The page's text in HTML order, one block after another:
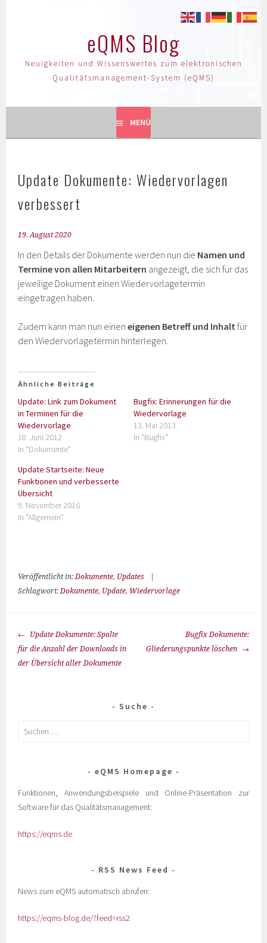
eQMS Blog
Neuigkeiten und Wissenswertes zum elektronischen
Qualitätsmanagement-System (eQMS)
MENÜ
Update Dokumente: Wiedervorlagen
verbessert
19. August 2020
In den Details der Dokumente werden nun die Namen und
Terminevon allen Mitarbeitern angezeigt, die sich für das
jeweilige Dokument einen Wiedervorlagetermin
eingetragen haben.
Zudem kann man nun eineneigenen Betreff und Inhalt für
den Wiedervorlagetermin hinterlegen.
Ähnliche Beiträge
Update: Link zum Dokument
in Terminen für die
Wiedervorlage
18. Juni 2012
In "Dokumente"
Bugfix: Erinnerungen für die
Wiedervorlage
13. Mai 2013
In "Bugfix"
Update Startseite: Neue
Funktionen und verbesserte
Übersicht
9. November 2016
In "Allgemein"
Veröffentlicht in:Dokumente, Updates
Schlagwort:Dokumente, Update, Wiedervorlage
Update Dokumente: Spalte
für die Anzahl der Downloads in
der Übersicht aller Dokumente
Bugfix Dokumente:
Gliederungspunkte löschen
Suche
eQMS Homepage
Funktionen, Anwendungsbeispiele und Online-Präsentation zur
Software für das Qualitätsmanagement:
https://eqms.de
RSS News Feed
News zum eQMS automatisch abrufen:
https://eqms-blog.de/?feed=rss2